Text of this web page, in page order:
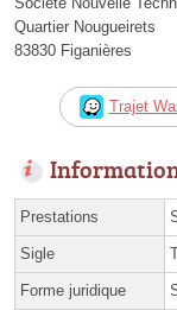
Quartier Nougueirets
83830 Figanières
Trajet
Prestations
Sigle
Forme juridique